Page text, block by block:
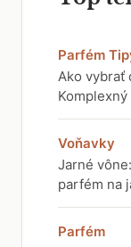
Parfém
Ako vybrať
Voňavky
Jarné
parfém na
Parfém